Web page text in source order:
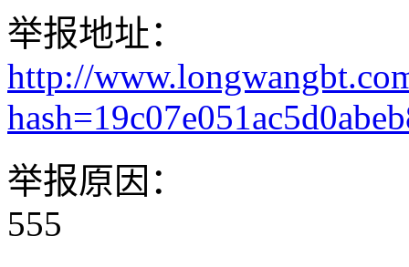
举报地址：
http://
举报原因：
555